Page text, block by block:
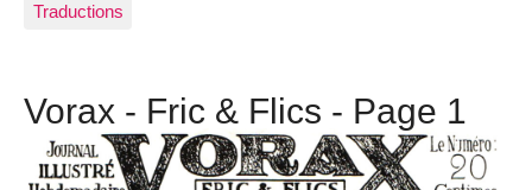
Traductions
Vorax - Fric & Flics - Page 1